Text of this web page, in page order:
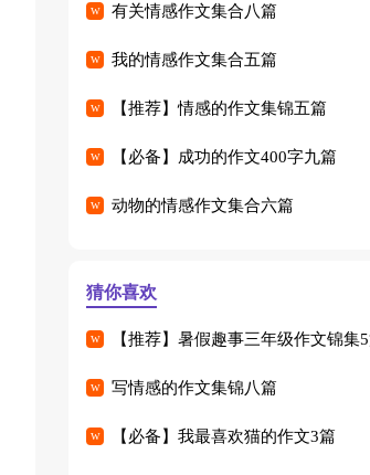
有关情感作文集合八篇
我的情感作文集合五篇
【推荐】情感的作文集锦五篇
【必备】成功的作文400字九篇
动物的情感作文集合六篇
猜你喜欢
【推荐】暑假趣事三年级作文锦集
写情感的作文集锦八篇
【必备】我最喜欢猫的作文3篇